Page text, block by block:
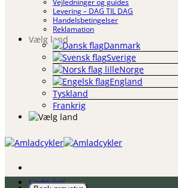
Vejledninger og guides
Levering – DAG TIL DAG
Handelsbetingelser
Reklamation
Vælg land
Danmark
Sverige
Norge
England
Tyskland
Frankrig
Ladcykel